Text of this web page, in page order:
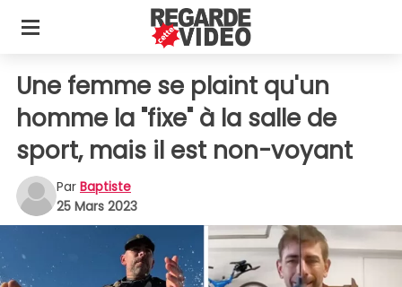
Une femme se plaint qu'un
homme la "fixe" à la salle de
sport, mais il est non-voyant
Par Baptiste
25 Mars 2023